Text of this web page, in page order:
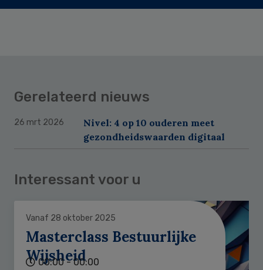
Gerelateerd nieuws
26 mrt 2026
Nivel: 4 op 10 ouderen meet
gezondheidswaarden digitaal
Interessant voor u
Vanaf 28 oktober 2025
Masterclass Bestuurlijke
Wijsheid
00:00 - 00:00